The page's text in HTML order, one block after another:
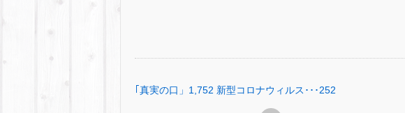
｢真実の口」1,752 新型コロナウィルス･･･252